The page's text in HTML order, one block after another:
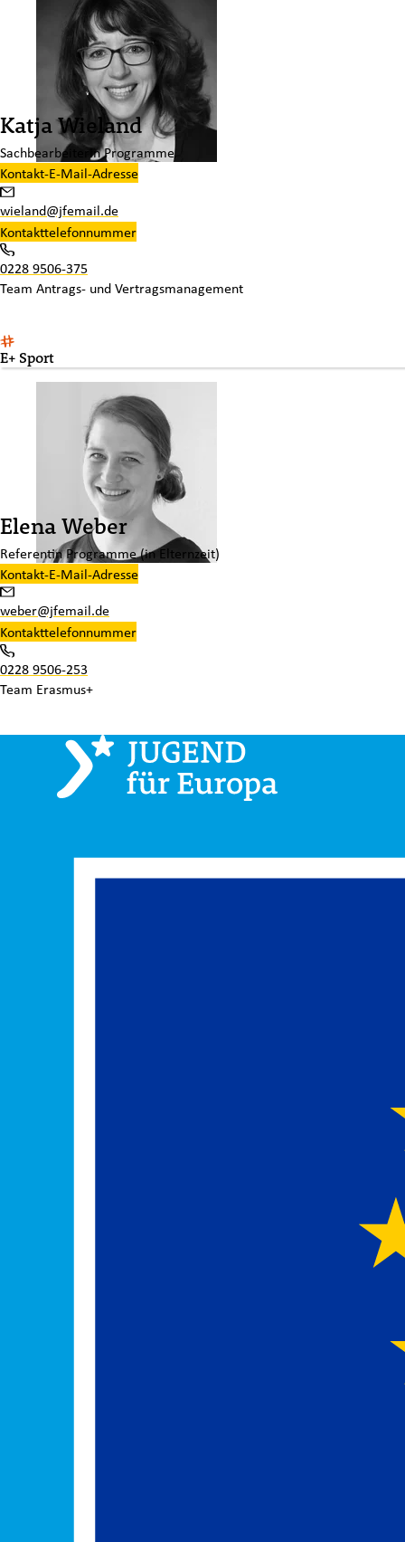
Katja Wieland
Sachbearbeiterin Programme
Kontakt-E-Mail-Adresse
wieland@jfemail.de
Kontakttelefonnummer
0228 9506-375
Team Antrags- und Vertragsmanagement
E+ Sport
Elena Weber
Referentin Programme (in Elternzeit)
Kontakt-E-Mail-Adresse
weber@jfemail.de
Kontakttelefonnummer
0228 9506-253
Team Erasmus+